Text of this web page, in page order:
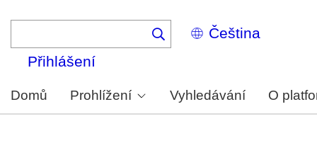
Select
your
Přihlášení
Domů Prohlížení Vyhledávání O